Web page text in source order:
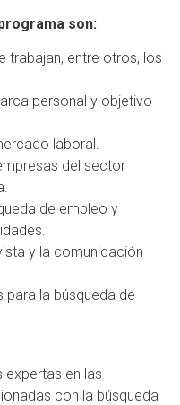
son:
trabajan, entre otros, los
personal y objetivo
laboral.
del sector
de empleo y
y la comunicación
para la búsqueda de
expertas en las
con la búsqueda